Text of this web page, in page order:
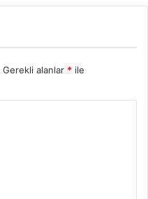
Gerekli alanlar * ile